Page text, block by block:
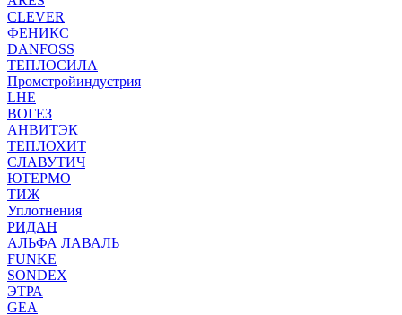
CLEVER
ФЕНИКС
DANFOSS
ТЕПЛОСИЛА
Промстройиндустрия
LHE
ВОГЕЗ
АНВИТЭК
ТЕПЛОХИТ
СЛАВУТИЧ
ЮТЕРМО
ТИЖ
Уплотнения
РИДАН
АЛЬФА ЛАВАЛЬ
FUNKE
SONDEX
ЭТРА
GEA